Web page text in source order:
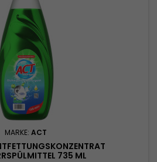
MARKE: ACT
735 ML